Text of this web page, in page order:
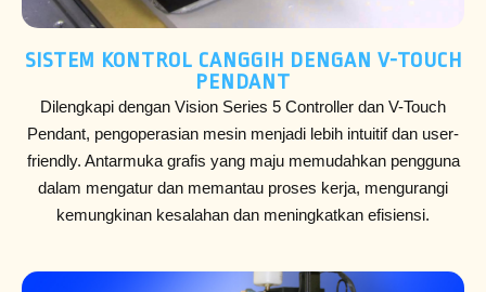
SISTEM KONTROL CANGGIH DENGAN V-TOUCH
PENDANT
Dilengkapi dengan Vision Series 5 Controller dan V-Touch
Pendant, pengoperasian mesin menjadi lebih intuitif dan user-
friendly. Antarmuka grafis yang maju memudahkan pengguna
dalam mengatur dan memantau proses kerja, mengurangi
kemungkinan kesalahan dan meningkatkan efisiensi.